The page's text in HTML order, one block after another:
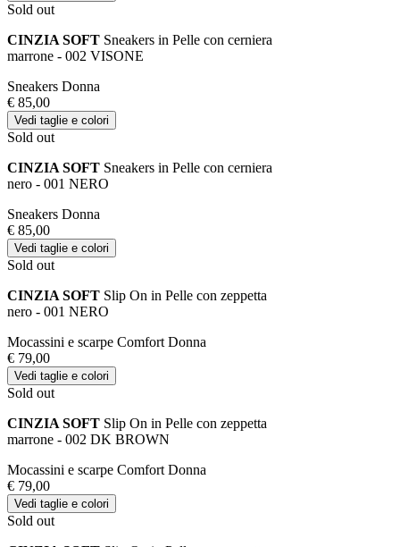
Sold out
CINZIA SOFT Sneakers in Pelle con cerniera
marrone - 002 VISONE
Sneakers Donna
€ 85,00
Vedi taglie e colori
Sold out
CINZIA SOFT Sneakers in Pelle con cerniera
nero - 001 NERO
Sneakers Donna
€ 85,00
Vedi taglie e colori
Sold out
CINZIA SOFT Slip On in Pelle con zeppetta
nero - 001 NERO
Mocassini e scarpe Comfort Donna
€ 79,00
Vedi taglie e colori
Sold out
CINZIA SOFT Slip On in Pelle con zeppetta
marrone - 002 DK BROWN
Mocassini e scarpe Comfort Donna
€ 79,00
Vedi taglie e colori
Sold out